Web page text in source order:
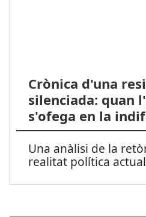
Crònica d'una
silenciada: quan
s'ofega en la
Una anàlisi de la
realitat política actual